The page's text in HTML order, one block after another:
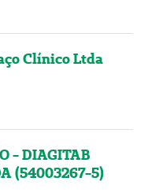
Clínico Ltda
- DIAGITAB
(54003267-5)